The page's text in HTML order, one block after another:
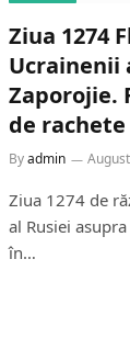
Ziua 1274
Ucrainenii
Zaporojie.
de
Byadmin
Ziua 1274 de
al Rusiei
în…